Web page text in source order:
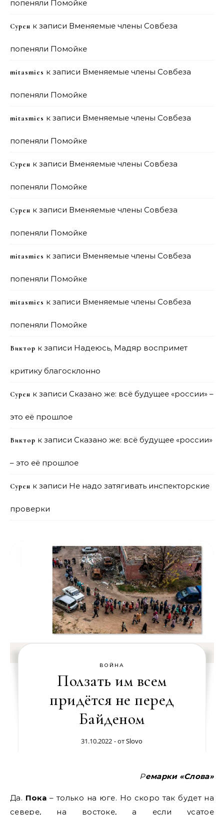
попеняли Помойке
Сурен к записи Вменяемые члены Совбеза
попеняли Помойке
mitasmies к записи Вменяемые члены Совбеза
попеняли Помойке
mitasmies к записи Вменяемые члены Совбеза
попеняли Помойке
Сурен к записи Вменяемые члены Совбеза
попеняли Помойке
Сурен к записи Вменяемые члены Совбеза
попеняли Помойке
mitasmies к записи Вменяемые члены Совбеза
попеняли Помойке
mitasmies к записи Вменяемые члены Совбеза
попеняли Помойке
Виктор к записи Надеюсь, Мадяр воспримет
критику благосклонно
Сурен к записи Сказано же: всё будущее «россии» –
это её прошлое
Виктор к записи Сказано же: всё будущее «россии»
– это её прошлое
Сурен к записи Не надо затягивать инспекторские
проверки
ВОЙНА
Ползать им всем
придётся не перед
Байденом
31.10.2022 - отSlovo
Ремарки «Слова»
Да. Пока – только на юге. Но скоро так будет на
севере, на востоке, а если усатое